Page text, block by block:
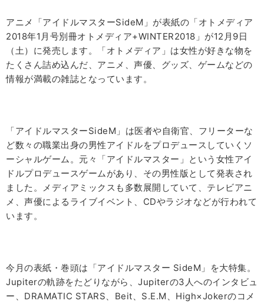
アニメ「アイドルマスターSideM」が表紙の「オトメディア
2018年1月号別冊オトメディア+WINTER2018」が12月9日
（土）に発売します。「オトメディア」は女性が好きな物を
たくさん詰め込んだ、アニメ、声優、グッズ、ゲームなどの
情報が満載の雑誌となっています。
「アイドルマスターSideM」は医者や自衛官、フリーターな
ど数々の職業出身の男性アイドルをプロデュースしていくソ
ーシャルゲーム。元々「アイドルマスター」という女性アイ
ドルプロデュースゲームがあり、その男性版として発表され
ました。メディアミックスも多数展開していて、テレビアニ
メ、声優によるライブイベント、CDやラジオなどが行われて
います。
今月の表紙・巻頭は「アイドルマスター SideM」を大特集。
Jupiterの軌跡をたどりながら、Jupiterの3人へのインタビュ
ー、DRAMATIC STARS、Beit、S.E.M、High×Jokerのコメ